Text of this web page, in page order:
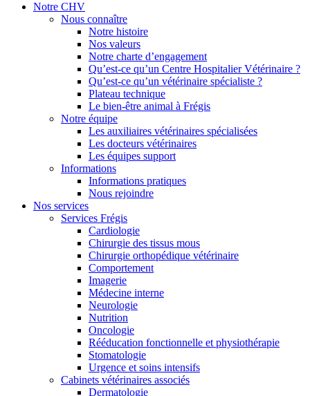
Notre CHV
Nous connaître
Notre histoire
Nos valeurs
Notre charte d’engagement
Qu’est-ce qu’un Centre Hospitalier Vétérinaire ?
Qu’est-ce qu’un vétérinaire spécialiste ?
Plateau technique
Le bien-être animal à Frégis
Notre équipe
Les auxiliaires vétérinaires spécialisées
Les docteurs vétérinaires
Les équipes support
Informations
Informations pratiques
Nous rejoindre
Nos services
Services Frégis
Cardiologie
Chirurgie des tissus mous
Chirurgie orthopédique vétérinaire
Comportement
Imagerie
Médecine interne
Neurologie
Nutrition
Oncologie
Rééducation fonctionnelle et physiothérapie
Stomatologie
Urgence et soins intensifs
Cabinets vétérinaires associés
Dermatologie